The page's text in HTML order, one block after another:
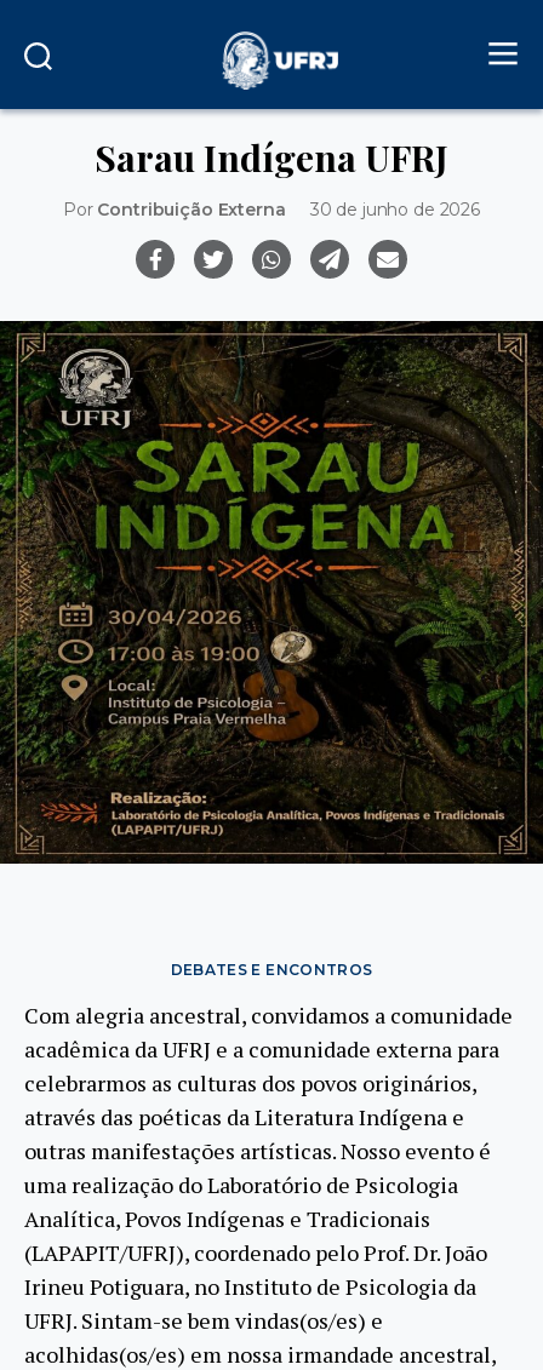
Sarau Indígena UFRJ
Por Contribuição Externa 30 de junho de 2026
DEBATES E ENCONTROS
Com alegria ancestral, convidamos a comunidade
acadêmica da UFRJ e a comunidade externa para
celebrarmos as culturas dos povos originários,
através das poéticas da Literatura Indígena e
outras manifestações artísticas. Nosso evento é
uma realização do Laboratório de Psicologia
Analítica, Povos Indígenas e Tradicionais
(LAPAPIT/UFRJ), coordenado pelo Prof. Dr. João
Irineu Potiguara, no Instituto de Psicologia da
UFRJ. Sintam-se bem vindas(os/es) e
acolhidas(os/es) em nossa irmandade ancestral,